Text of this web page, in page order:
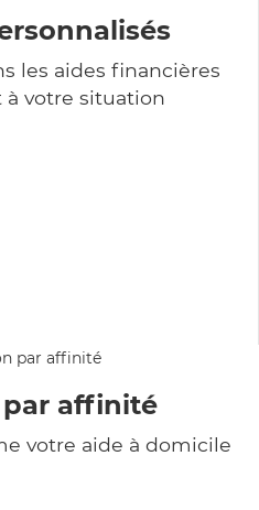
les aides financières
votre situation
affinité
votre aide à domicile